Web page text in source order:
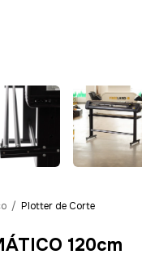
/ Plotter de Corte
120cm